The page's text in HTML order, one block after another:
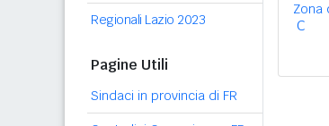
Regionali Lazio 2023
Pagine Utili
Sindaci in provincia di FR
Zona
C